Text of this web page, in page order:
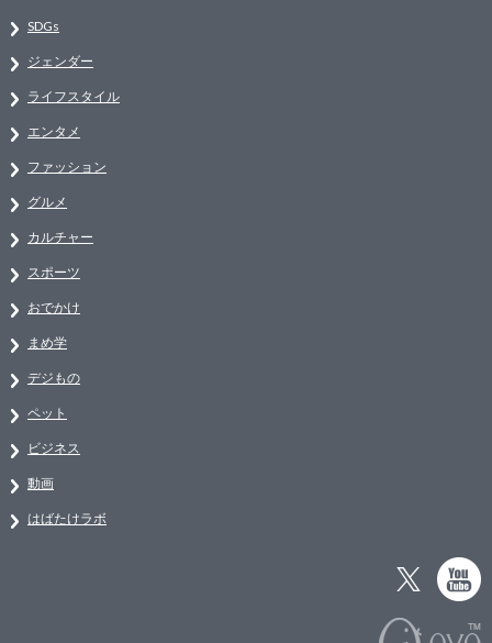
SDGs
ジェンダー
ライフスタイル
エンタメ
ファッション
グルメ
カルチャー
スポーツ
おでかけ
まめ学
デジもの
ペット
ビジネス
動画
はばたけラボ